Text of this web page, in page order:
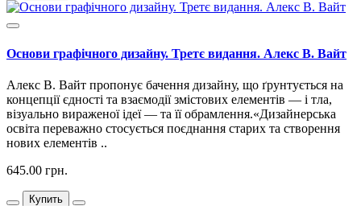
Основи графічного дизайну. Третє видання. Алекс В. Вайт
Алекс В. Вайт пропонує бачення дизайну, що ґрунтується на
концепції єдності та взаємодії змістових елементів — і тла,
візуально вираженої ідеї — та її обрамлення.«Дизайнерська
освіта переважно стосується поєднання старих та створення
нових елементів ..
645.00 грн.
Купить